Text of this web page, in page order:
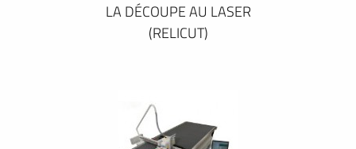
LA DÉCOUPE AU LASER
(RELICUT)